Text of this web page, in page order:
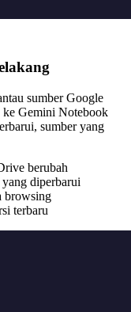
sumber Google
Gemini Notebook
sumber yang
berubah
diperbarui
browsing
terbaru